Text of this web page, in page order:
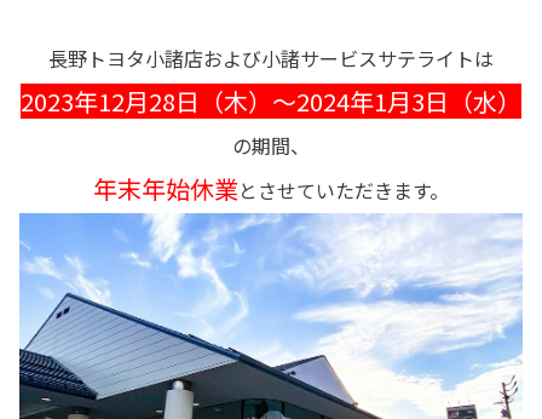
長野トヨタ小諸店および小諸サービスサテライトは
2023年12月28日（木）～2024年1月3日（水）
の期間、
年末年始休業とさせていただきます。